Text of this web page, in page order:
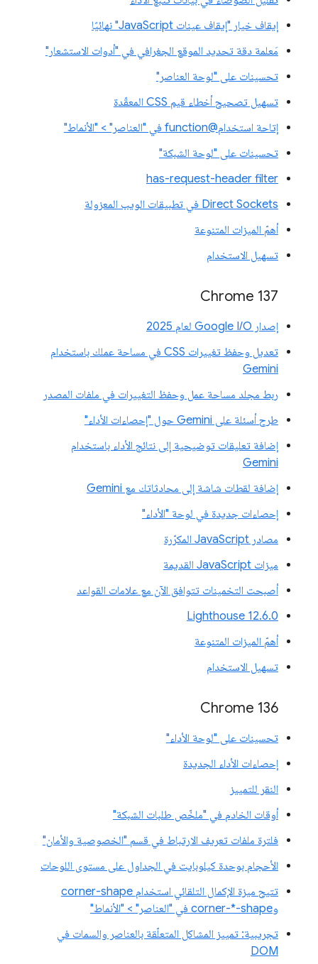
إيقاف خيار "إيقاف عينات JavaScript" نهائيًا
مَعلمة دقة تحديد الموقع الجغرافي في "أدوات الاستشعار"
تحسينات على "لوحة العناصر"
تسهيل تصحيح أخطاء قيم CSS المعقّدة
إتاحة استخدام@function في "العناصر" > "الأنماط"
تحسينات على "لوحة الشبكة"
has-request-header filter
Direct Sockets في تطبيقات الويب المعزولة
أهمّ الميزات المتنوعة
تسهيل الاستخدام
‫Chrome 137
إصدار Google I/O لعام 2025
تعديل وحفظ تغييرات CSS في مساحة عملك باستخدام
Gemini
ربط مجلد مساحة عمل وحفظ التغييرات في ملفات المصدر
طرح أسئلة على Gemini حول "إحصاءات الأداء"
إضافة تعليقات توضيحية إلى نتائج الأداء باستخدام
Gemini
إضافة لقطات شاشة إلى محادثاتك مع Gemini
إحصاءات جديدة في لوحة "الأداء"
مصادر JavaScript المكرّرة
ميزات JavaScript القديمة
أصبحت التخمينات تتوافق الآن مع علامات القواعد
‫Lighthouse 12.6.0
أهمّ الميزات المتنوعة
تسهيل الاستخدام
Chrome 136
تحسينات على "لوحة الأداء"
إحصاءات الأداء الجديدة
النقر للتمييز
أوقات الخادم في "ملخّص طلبات الشبكة"
فلترة ملفات تعريف الارتباط في قسم "الخصوصية والأمان"
الأحجام بوحدة كيلوبايت في الجداول على مستوى اللوحات
تتيح ميزة الإكمال التلقائي استخدام corner-shape
وcorner-*-shape في "العناصر" > "الأنماط"
تجريبية: تمييز المشاكل المتعلّقة بالعناصر والسمات في
DOM